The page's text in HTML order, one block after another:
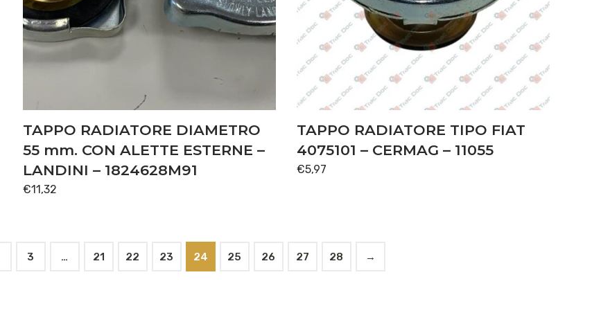
TAPPO RADIATORE DIAMETRO
55 mm. CON ALETTE ESTERNE –
LANDINI – 1824628M91
€11,32
TAPPO RADIATORE TIPO FIAT
4075101 – CERMAG – 11055
€5,97
3 … 21 22 23 24 25 26 27 28 →